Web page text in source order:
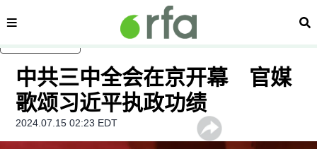
内容分类 搜
中共三中全会在京开幕 官媒
歌颂习近平执政功绩
2024.07.15 02:23 EDT